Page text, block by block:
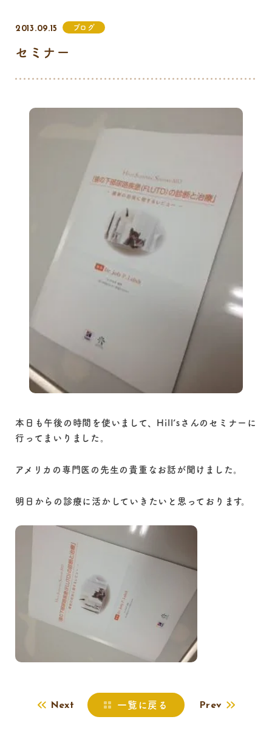
9:00 - 12:00
16:00 - 19:00
2013.09.15 ブログ
セミナー
本日も午後の時間を使いまして、Hill’sさんのセミナーに
行ってまいりました。
アメリカの専門医の先生の貴重なお話が聞けました。
明日からの診療に活かしていきたいと思っております。
Next 一覧に戻る Prev